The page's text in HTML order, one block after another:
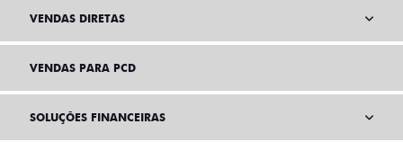
VENDAS DIRETAS
VENDAS PARA PCD
SOLUÇÕES FINANCEIRAS